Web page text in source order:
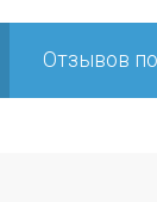
Отзывов